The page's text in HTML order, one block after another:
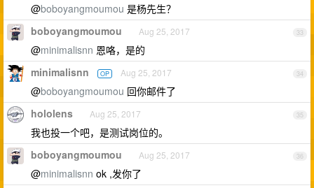
@boboyangmoumou 是杨先生？
33
boboyangmoumou Aug 25, 2017
@minimalisnn 恩咯，是的
34
minimalisnn OP Aug 25, 2017
@boboyangmoumou 回你邮件了
35
hololens Aug 25, 2017
我也投一个吧，是测试岗位的。
36
boboyangmoumou Aug 25, 2017
@minimalisnn ok ,发你了